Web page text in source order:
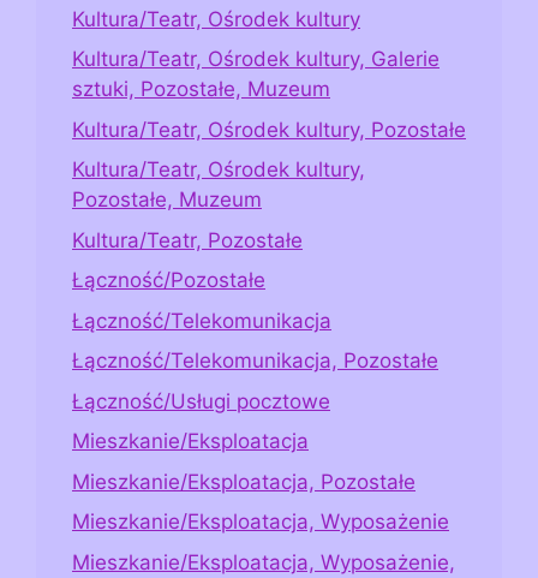
Kultura/Teatr, Ośrodek kultury
Kultura/Teatr, Ośrodek kultury, Galerie
sztuki, Pozostałe, Muzeum
Kultura/Teatr, Ośrodek kultury, Pozostałe
Kultura/Teatr, Ośrodek kultury,
Pozostałe, Muzeum
Kultura/Teatr, Pozostałe
Łączność/Pozostałe
Łączność/Telekomunikacja
Łączność/Telekomunikacja, Pozostałe
Łączność/Usługi pocztowe
Mieszkanie/Eksploatacja
Mieszkanie/Eksploatacja, Pozostałe
Mieszkanie/Eksploatacja, Wyposażenie
Mieszkanie/Eksploatacja, Wyposażenie,